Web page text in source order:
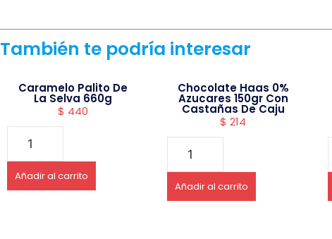
También te podría interesar
Caramelo Palito De
La Selva 660g
$ 440
Añadir al carrito
Chocolate Haas 0%
Azucares 150gr Con
Castañas De Caju
$ 214
Añadir al carrito